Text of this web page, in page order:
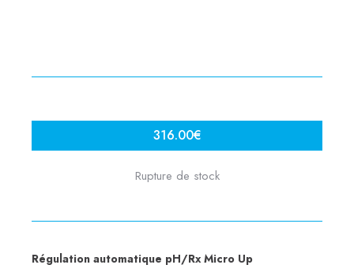
316.00€
Rupture de stock
Régulation automatique pH/Rx Micro Up